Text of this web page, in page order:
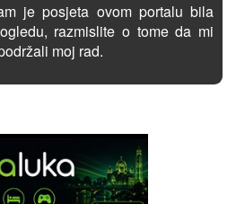
je posjeta ovom portalu bila
razmislite o tome da mi
moj rad.